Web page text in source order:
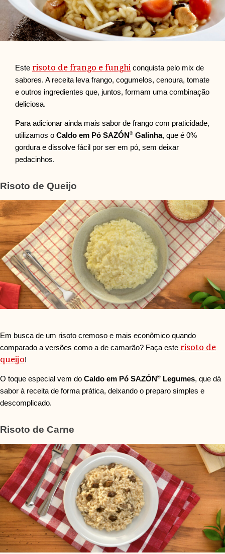
Este risoto de frango e funghi conquista pelo mix de
sabores. A receita leva frango, cogumelos, cenoura, tomate
e outros ingredientes que, juntos, formam uma combinação
deliciosa.
Para adicionar ainda mais sabor de frango com praticidade,
utilizamos o Caldo em Pó SAZÓN® Galinha, que é 0%
gordura e dissolve fácil por ser em pó, sem deixar
pedacinhos.
Risoto de Queijo
Em busca de um risoto cremoso e mais econômico quando
comparado a versões como a de camarão? Faça este risoto de
queijo!
O toque especial vem do Caldo em Pó SAZÓN ® Legumes, que dá
sabor à receita de forma prática, deixando o preparo simples e
descomplicado.
Risoto de Carne